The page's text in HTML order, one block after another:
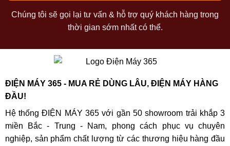
Nếu không tiện đến showroom, bạn có thể đặt hàng online
máy hút mùi Malloca ngay trên website
Chỉ với vài thao tác đơn giản, sản phẩm sẽ được giao tận
hành chính hãng Malloca.
Phân phối 100% hàng chính hãng Malloca
Có nguồn gốc xuất xứ rõ ràng, đầy đủ tem bảo hành
Chúng tôi sẽ gọi lại tư vấn & hỗ trợ quý khách hàng trong
thời gian sớm nhất có thể.
ĐIỆN MÁY 365 - MUA RẺ DÙNG LÂU, ĐIỆN MÁY HÀNG
ĐẦU!
Hệ thống ĐIỆN MÁY 365 với gần 50 showroom trải khắp 3
miền Bắc - Trung - Nam, phong cách phục vụ chuyên
nghiệp, sản phẩm chất lượng từ các thương hiệu hàng đầu